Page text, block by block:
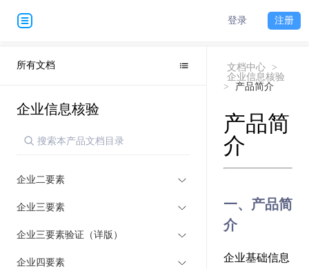
登录 注册
所有文档
企业信息核验
企业二要素
企业三要素
企业三要素验证（详版）
企业四要素
文档中心
>
企业信息核验
>
产品简介
产品简
介
一、产品简
介
企业基础信息